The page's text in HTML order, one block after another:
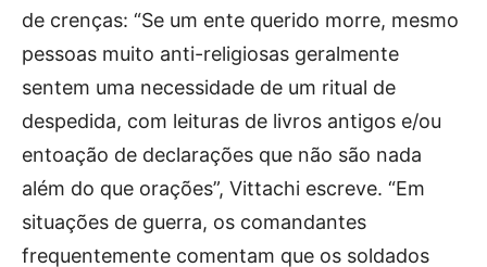
de crenças: “Se um ente querido morre, mesmo
pessoas muito anti-religiosas geralmente
sentem uma necessidade de um ritual de
despedida, com leituras de livros antigos e/ou
entoação de declarações que não são nada
além do que orações”, Vittachi escreve. “Em
situações de guerra, os comandantes
frequentemente comentam que os soldados